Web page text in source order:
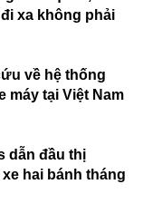
xa không phải
về hệ thống
máy tại Việt Nam
dẫn đầu thị
hai bánh tháng